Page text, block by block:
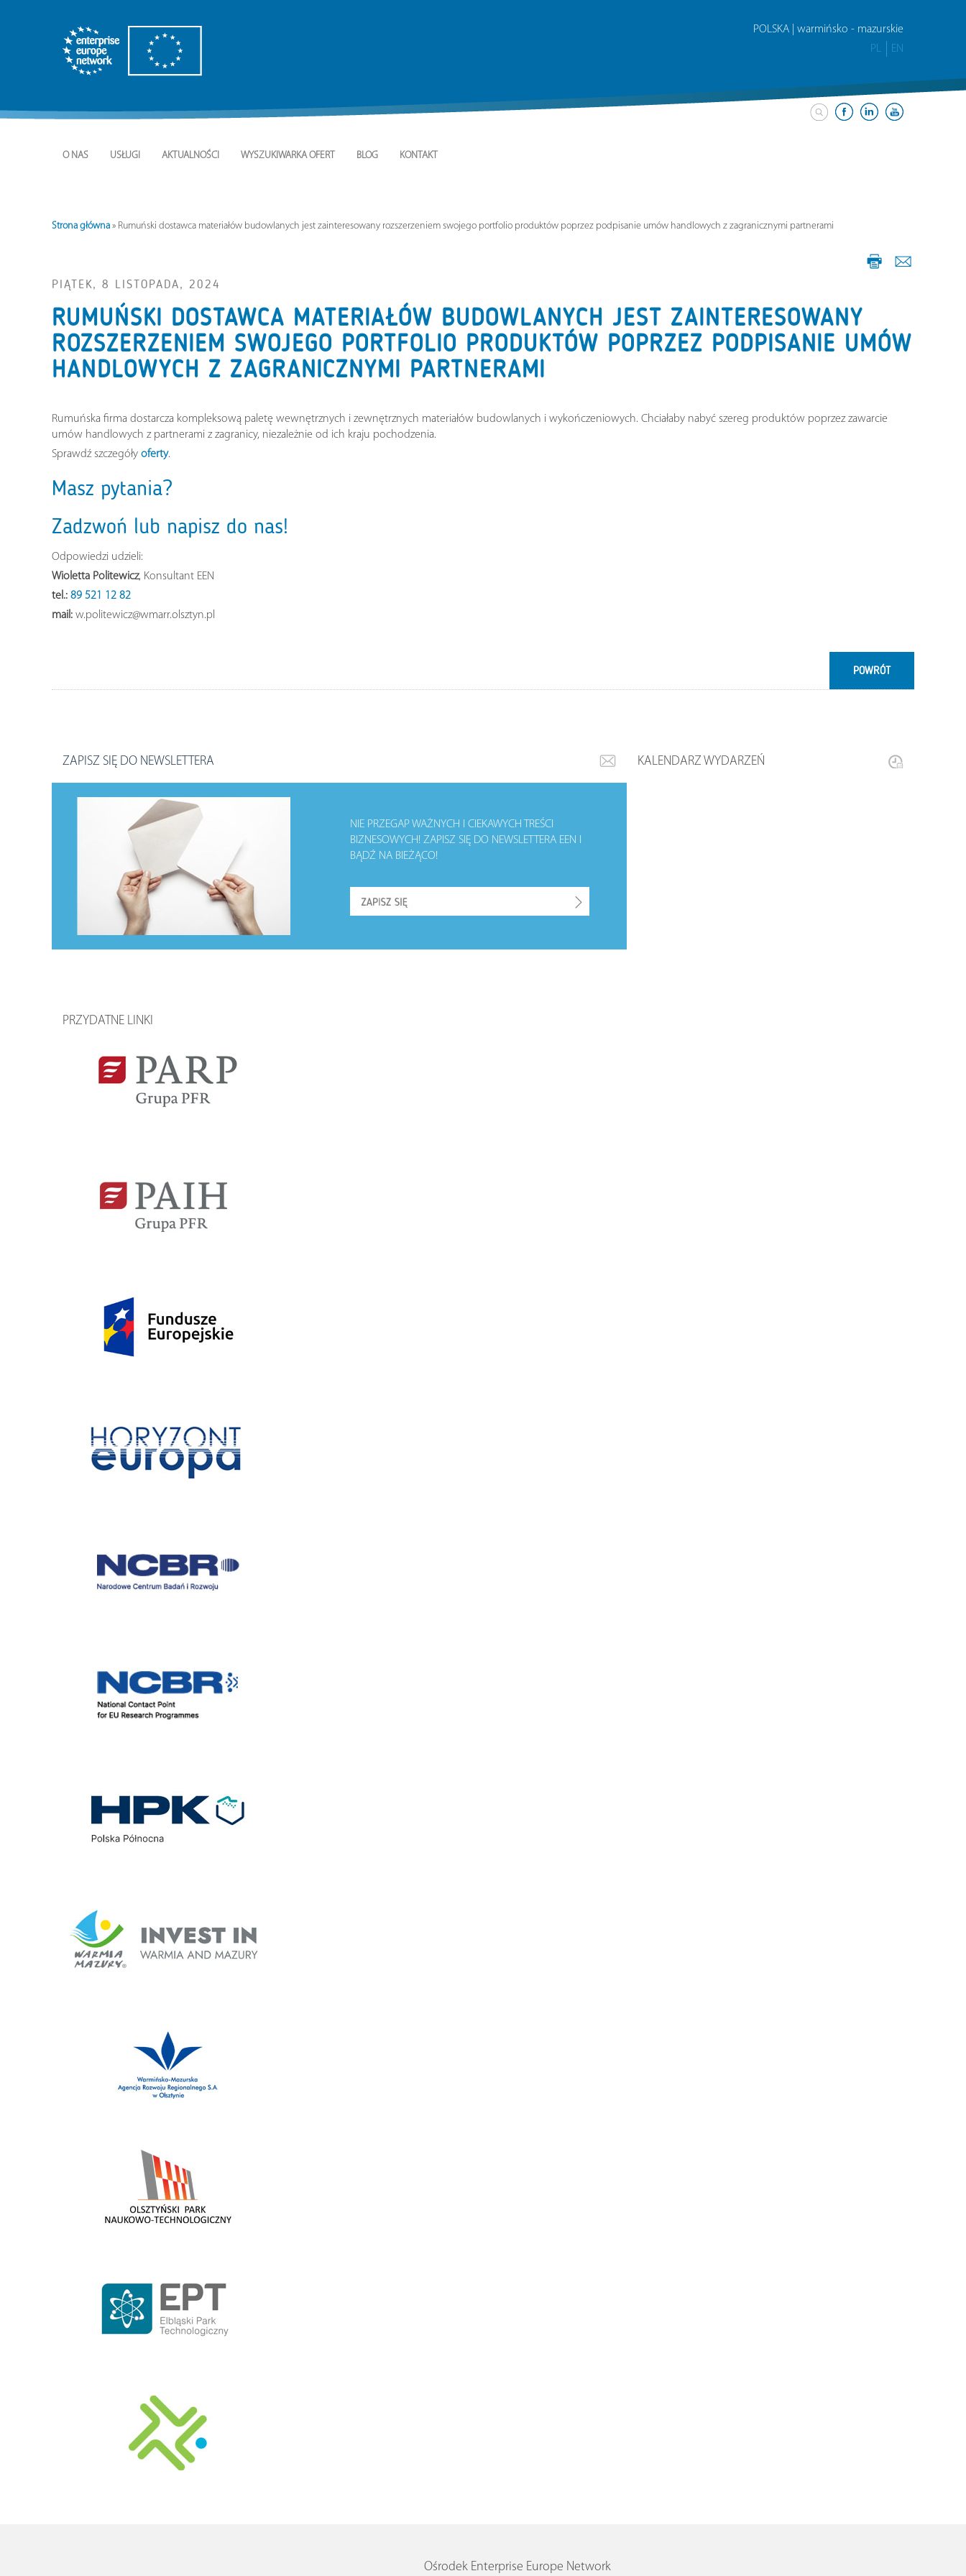
POLSKA | warmińsko - mazurskie
PL
EN
O NAS USŁUGI AKTUALNOŚCI WYSZUKIWARKA OFERT BLOG KONTAKT
Strona główna » Rumuński dostawca materiałów budowlanych jest zainteresowany rozszerzeniem swojego portfolio produktów poprzez podpisanie umów handlowych z zagranicznymi partnerami
PIĄTEK, 8 LISTOPADA, 2024
RUMUŃSKI DOSTAWCA MATERIAŁÓW BUDOWLANYCH JEST ZAINTERESOWANY
ROZSZERZENIEM SWOJEGO PORTFOLIO PRODUKTÓW POPRZEZ PODPISANIE UMÓW
HANDLOWYCH Z ZAGRANICZNYMI PARTNERAMI
Rumuńska firma dostarcza kompleksową paletę wewnętrznych i zewnętrznych materiałów budowlanych i wykończeniowych. Chciałaby nabyć szereg produktów poprzez zawarcie
umów handlowych z partnerami z zagranicy, niezależnie od ich kraju pochodzenia.
Sprawdź szczegóły oferty.
Masz pytania?
Zadzwoń lub napisz do nas!
Odpowiedzi udzieli:
Wioletta Politewicz, Konsultant EEN
tel.: 89 521 12 82
mail: w.politewicz@wmarr.olsztyn.pl
POWRÓT
ZAPISZ SIĘ DO NEWSLETTERA
NIE PRZEGAP WAŻNYCH I CIEKAWYCH TREŚCI
BIZNESOWYCH! ZAPISZ SIĘ DO NEWSLETTERA EEN I
BĄDŹ NA BIEŻĄCO!
KALENDARZ WYDARZEŃ
PRZYDATNE LINKI
Ośrodek Enterprise Europe Network